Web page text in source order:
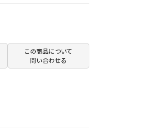
この商品について
問い合わせる